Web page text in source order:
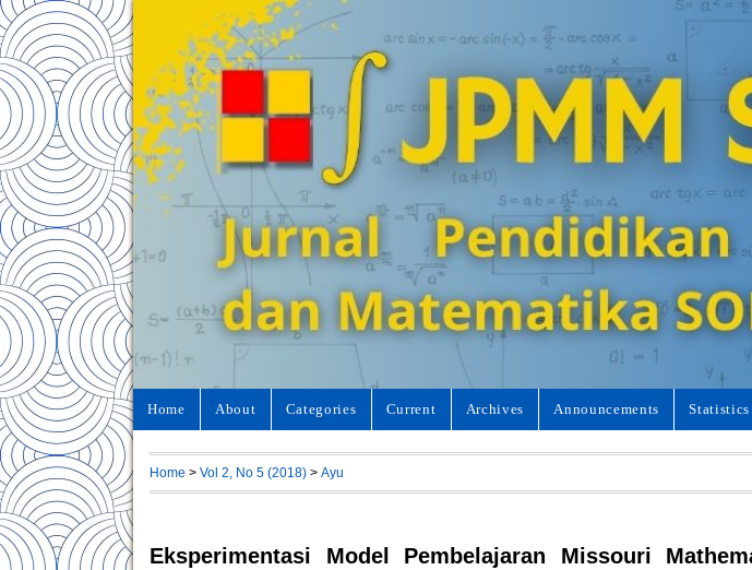
Home About Categories Current Archives Announcements Statistics
Home > Vol 2, No 5 (2018) > Ayu
Eksperimentasi Model Pembelajaran Missouri